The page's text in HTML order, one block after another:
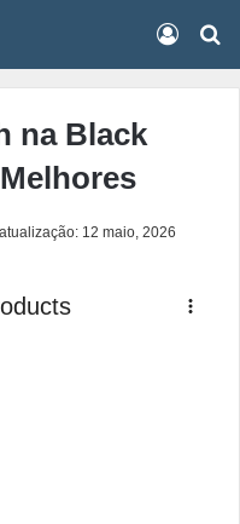
na Black
12 maio, 2026